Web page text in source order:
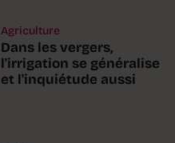
Agriculture
Dans les vergers,
l'irrigation se généralise
et l'inquiétude aussi